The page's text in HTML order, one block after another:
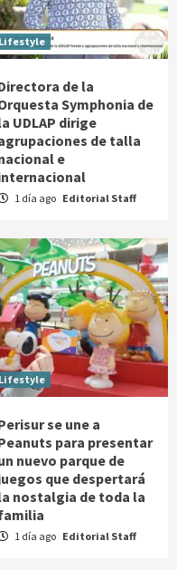
Lifestyle
de la
Symphonia de
UDLAP dirige
de talla
e
1 día ago Editorial Staff
Lifestyle
se une a
para presentar
nuevo parque de
que despertará
nostalgia de toda la
1 día ago Editorial Staff